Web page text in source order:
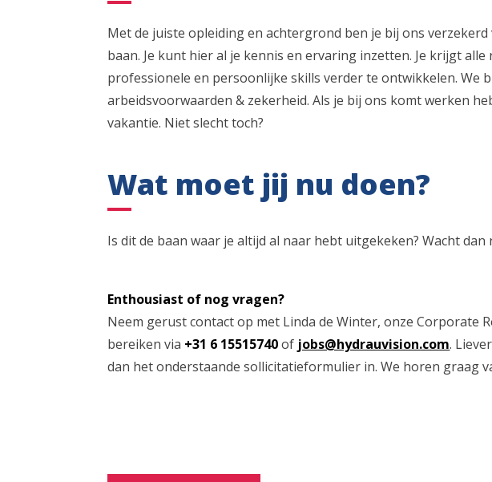
Met de juiste opleiding en achtergrond ben je bij ons verzekerd
baan. Je kunt hier al je kennis en ervaring inzetten. Je krijgt alle
professionele en persoonlijke skills verder te ontwikkelen. We
arbeidsvoorwaarden & zekerheid. Als je bij ons komt werken
vakantie. Niet slecht toch?
Wat moet jij nu doen?
Is dit de baan waar je altijd al naar hebt uitgekeken? Wacht
Enthousiast of nog vragen?
Neem gerust contact op met Linda de Winter, onze Corporate
bereiken via +31 6 15515740of jobs@hydrauvision.com.
dan het onderstaande sollicitatieformulier in. We horen graag